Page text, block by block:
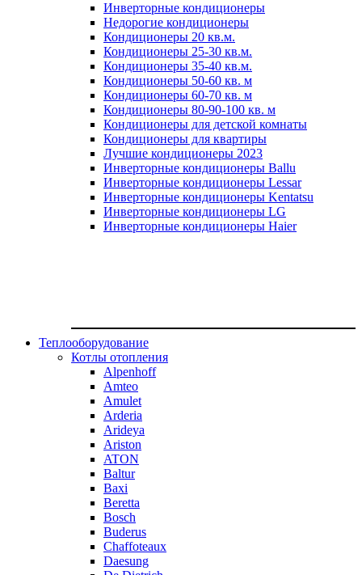
Инверторные кондиционеры
Недорогие кондиционеры
Кондиционеры 20 кв.м.
Кондиционеры 25-30 кв.м.
Кондиционеры 35-40 кв.м.
Кондиционеры 50-60 кв. м
Кондиционеры 60-70 кв. м
Кондиционеры 80-90-100 кв. м
Кондиционеры для детской комнаты
Кондиционеры для квартиры
Лучшие кондиционеры 2023
Инверторные кондиционеры Ballu
Инверторные кондиционеры Lessar
Инверторные кондиционеры Kentatsu
Инверторные кондиционеры LG
Инверторные кондиционеры Haier
Теплооборудование
Котлы отопления
Alpenhoff
Amteo
Amulet
Arderia
Arideya
Ariston
ATON
Baltur
Baxi
Beretta
Bosch
Buderus
Chaffoteaux
Daesung